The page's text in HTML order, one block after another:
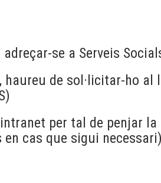
se a Serveis
de sol·licitar-ho al
per tal de penjar
cas que sigui necessari)